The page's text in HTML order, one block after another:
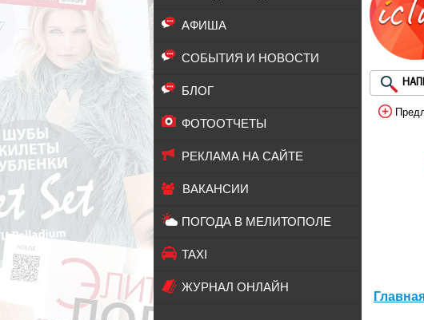
АФИША
СОБЫТИЯ И НОВОСТИ
БЛОГ
ФОТООТЧЕТЫ
РЕКЛАМА НА САЙТЕ
ВАКАНСИИ
ПОГОДА В МЕЛИТОПОЛЕ
TAXI
ЖУРНАЛ ОНЛАЙН